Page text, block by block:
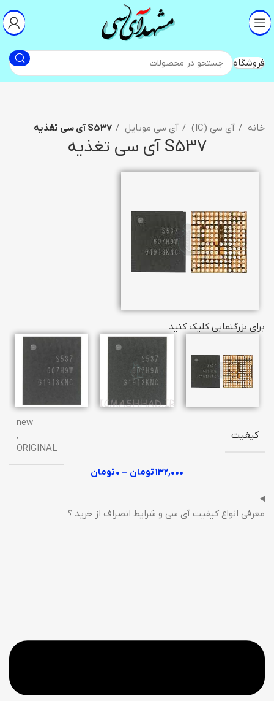
فروشگاه
خانه آی سی (IC) آی سی موبایل S537 آی سی تغذیه
S537 آی سی تغذیه
برای بزرگنمایی کلیک کنید
کیفیت
new
,
ORIGINAL
۱۳۲,۰۰۰تومان – ۰تومان
معرفی انواع کیفیت آی سی و شرایط انصراف از خرید ؟